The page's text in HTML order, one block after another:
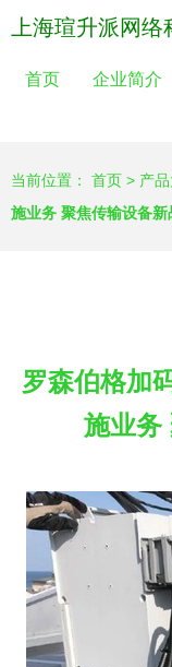
上海瑄升派网
首页 企业简介
当前位置： 首页 > 产
施业务 聚焦传输设备新
罗森伯格加
施业务